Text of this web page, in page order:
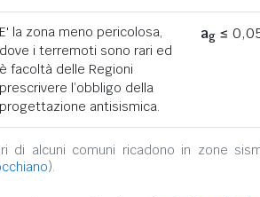
E' la zona meno pericolosa,
dove i terremoti sono rari ed
è facoltà delle Regioni
prescrivere l’obbligo della
progettazione antisismica.
ag≤
di alcuni comuni ricadono in zone
).